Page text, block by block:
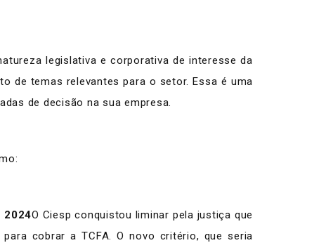
legislativa e corporativa de interesse da
de temas relevantes para o setor. Essa é uma
de decisão na sua empresa.
2024O Ciesp conquistou liminar pela justiça que
cobrar a TCFA. O novo critério, que seria